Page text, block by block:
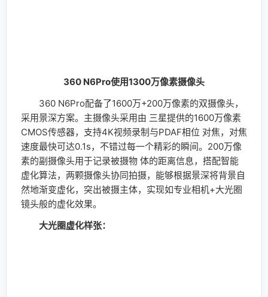
大光圈虚化样张
可以看到360 N6Pro的大光圈虚化非常出色，双摄像
头带来了更好的拍照效果，可以看到360 N6Pro的虚化效
这种效果更能凸出拍摄主体，另外，对于一些复杂物体的